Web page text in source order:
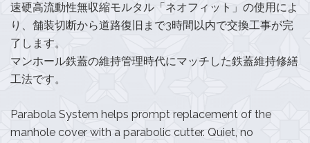
速硬高流動性無収縮モルタル「ネオフィット」の使用によ
り、舗装切断から道路復旧まで3時間以内で交換工事が完
了します。
マンホール鉄蓋の維持管理時代にマッチした鉄蓋維持修繕
工法です。
Parabola System helps prompt replacement of the
manhole cover with a parabolic cutter. Quiet, no